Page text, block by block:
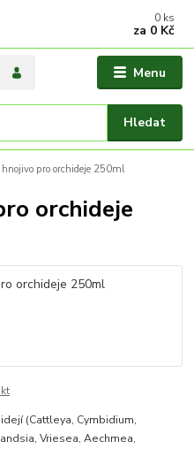
Menu
Hledat
0 ks
za 0 Kč
pro orchideje 250ml
orchideje
(Cattleya, Cymbidium,
Vriesea, Aechmea,